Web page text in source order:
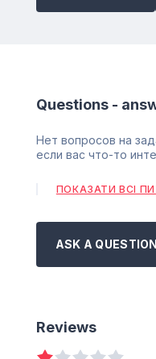
Questions -
Нет вопросов на
если вас что-то
ПОКАЗАТИ ВСІ
ASK A QUESTION
Reviews